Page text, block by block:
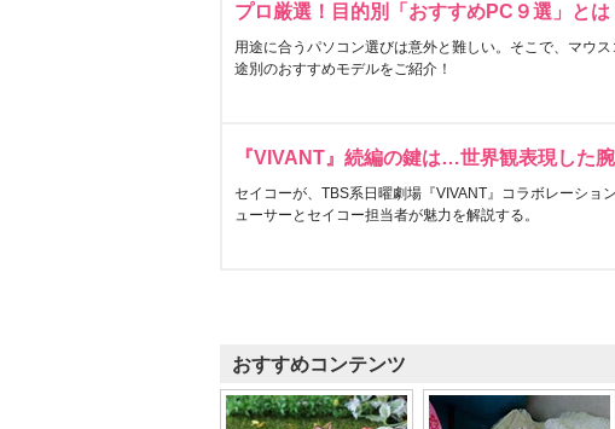
プロ厳選！目的別「おすすめPC９選」とは
用途に合うパソコン選びは意外と難しい。そこで、マウ
途別のおすすめモデルをご紹介！
『VIVANT』続編の鍵は…世界観表現した
セイコーが、TBS系日曜劇場『VIVANT』コラボレーショ
ューサーとセイコー担当者が魅力を解説する。
おすすめコンテンツ